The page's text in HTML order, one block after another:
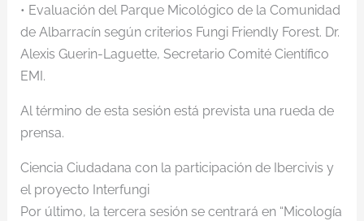
• Evaluación del Parque Micológico de la Comunidad
de Albarracín según criterios Fungi Friendly Forest. Dr.
Alexis Guerin-Laguette, Secretario Comité Científico
EMI.
Al término de esta sesión está prevista una rueda de
prensa.
Ciencia Ciudadana con la participación de Ibercivis y
el proyecto Interfungi
Por último, la tercera sesión se centrará en “Micología